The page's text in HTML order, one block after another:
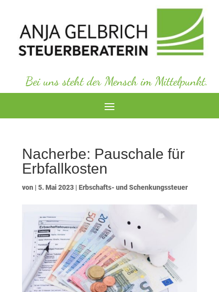
Bei uns steht der Mensch im Mittelpunkt.
Nacherbe: Pauschale für
Erbfallkosten
von | 5. Mai 2023| Erbschafts- und Schenkungssteuer